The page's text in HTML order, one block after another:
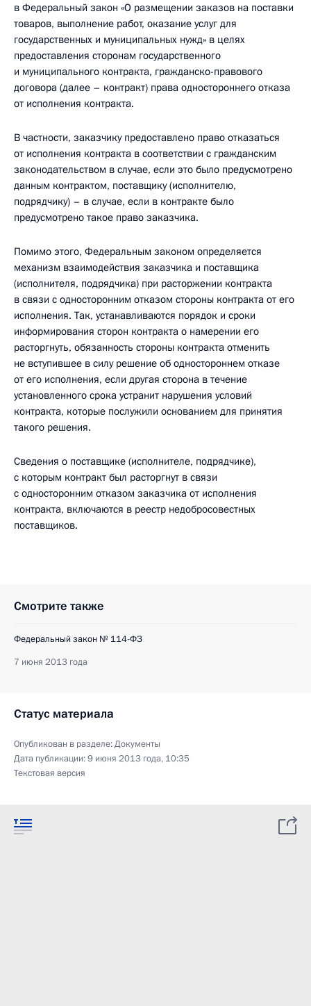
в Федеральный закон «О размещении заказов на поставки
товаров, выполнение работ, оказание услуг для
государственных и муниципальных нужд» в целях
предоставления сторонам государственного
и муниципального контракта, гражданско-правового
договора (далее – контракт) права одностороннего отказа
от исполнения контракта.
В частности, заказчику предоставлено право отказаться
от исполнения контракта в соответствии с гражданским
законодательством в случае, если это было предусмотрено
данным контрактом, поставщику (исполнителю,
подрядчику) – в случае, если в контракте было
предусмотрено такое право заказчика.
Помимо этого, Федеральным законом определяется
механизм взаимодействия заказчика и поставщика
(исполнителя, подрядчика) при расторжении контракта
в связи с односторонним отказом стороны контракта от его
исполнения. Так, устанавливаются порядок и сроки
информирования сторон контракта о намерении его
расторгнуть, обязанность стороны контракта отменить
не вступившее в силу решение об одностороннем отказе
от его исполнения, если другая сторона в течение
установленного срока устранит нарушения условий
контракта, которые послужили основанием для принятия
такого решения.
Сведения о поставщике (исполнителе, подрядчике),
с которым контракт был расторгнут в связи
с односторонним отказом заказчика от исполнения
контракта, включаются в реестр недобросовестных
поставщиков.
Смотрите также
Федеральный закон № 114-ФЗ
7 июня 2013 года
Статус материала
Опубликован в разделе:Документы
Дата публикации:9 июня 2013 года, 10:35
Текстовая версия